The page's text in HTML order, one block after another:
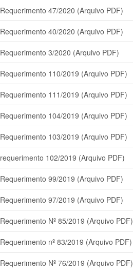
Requerimento 47/2020 (Arquivo PDF)
Requerimento 40/2020 (Arquivo PDF)
Requerimento 3/2020 (Arquivo PDF)
Requerimento 110/2019 (Arquivo PDF)
Requerimento 111/2019 (Arquivo PDF)
Requerimento 104/2019 (Arquivo PDF)
Requerimento 103/2019 (Arquivo PDF)
requerimento 102/2019 (Arquivo PDF)
Requerimento 99/2019 (Arquivo PDF)
Requerimento 97/2019 (Arquivo PDF)
Requerimento Nº 85/2019 (Arquivo PDF)
Requerimento nº 83/2019 (Arquivo PDF)
Requerimento Nº 76/2019 (Arquivo PDF)